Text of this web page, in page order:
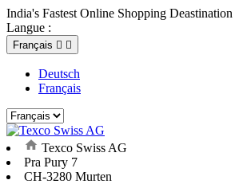
India's Fastest Online Shopping Deastination
Langue :
Français  
Deutsch
Français
Texco Swiss AG
Pra Pury 7
CH-3280 Murten